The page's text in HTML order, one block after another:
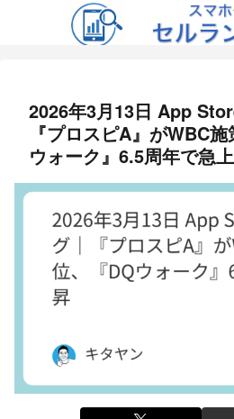
2026年3月13日 App
『プロスピA』がWBC
ウォーク』6.5周年で急